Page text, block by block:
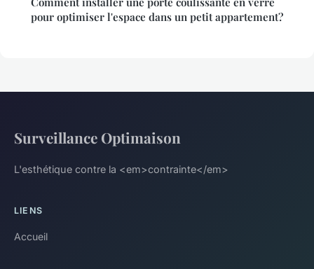
pour optimiser l'espace dans un petit appartement?
Surveillance Optimaison
L'esthétique contre la <em>contrainte</em>
LIENS
Accueil